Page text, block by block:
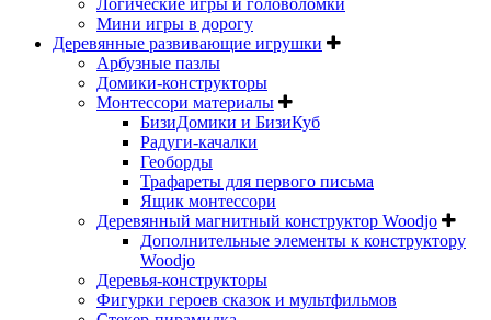
Логические игры и головоломки
Мини игры в дорогу
Деревянные развивающие игрушки
Арбузные пазлы
Домики-конструкторы
Монтессори материалы
БизиДомики и БизиКуб
Радуги-качалки
Геоборды
Трафареты для первого письма
Ящик монтессори
Деревянный магнитный конструктор Woodjo
Дополнительные элементы к конструктору
Woodjo
Деревья-конструкторы
Фигурки героев сказок и мультфильмов